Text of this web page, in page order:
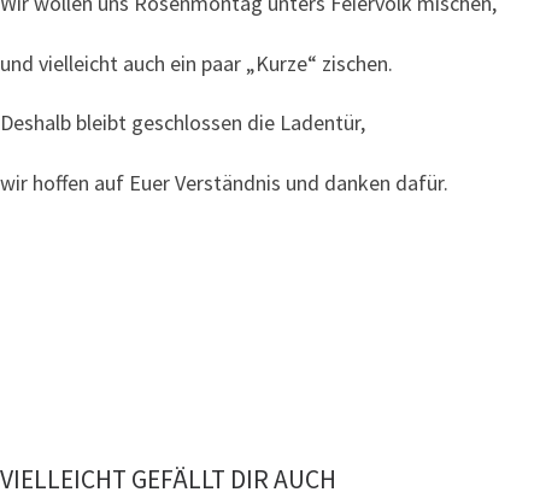
und vielleicht auch ein paar „Kurze“ zischen.
Deshalb bleibt geschlossen die Ladentür,
wir hoffen auf Euer Verständnis und danken dafür.
VIELLEICHT GEFÄLLT DIR AUCH